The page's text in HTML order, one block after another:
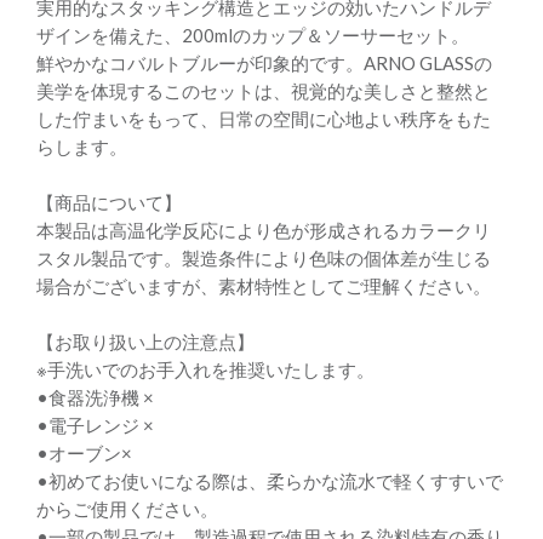
実用的なスタッキング構造とエッジの効いたハンドルデ
ザインを備えた、200mlのカップ＆ソーサーセット。
鮮やかなコバルトブルーが印象的です。ARNO GLASSの
美学を体現するこのセットは、視覚的な美しさと整然と
した佇まいをもって、日常の空間に心地よい秩序をもた
らします。
【商品について】
本製品は高温化学反応により色が形成されるカラークリ
スタル製品です。製造条件により色味の個体差が生じる
場合がございますが、素材特性としてご理解ください。
【お取り扱い上の注意点】
※手洗いでのお手入れを推奨いたします。
•食器洗浄機 ×
•電子レンジ ×
•オーブン×
•初めてお使いになる際は、柔らかな流水で軽くすすいで
からご使用ください。